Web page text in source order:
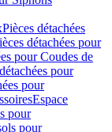
Pièces détachées
détachées pour
pour Coudes de
pour
pour
Espace
pour
pour